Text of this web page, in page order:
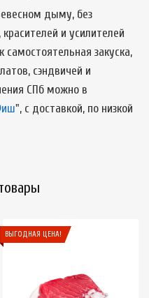
дыму, без
и усилителей
самостоятельная закуска,
сэндвичей и
СПб можно в
", с доставкой, по низкой
ВЫГОДНАЯ ЦЕНА!